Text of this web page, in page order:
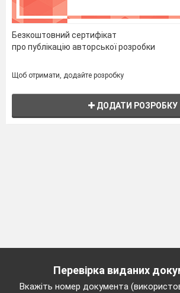
Безкоштовний сертифікат
про публікацію авторської розробки
Щоб отримати, додайте розробку
ДОДАТИ РОЗРОБКУ
Перевірка виданих
Вкажіть номер документа